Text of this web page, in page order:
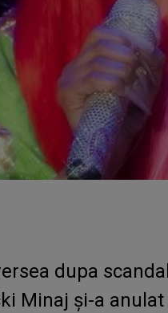
dupa
Minaj și-a anulat